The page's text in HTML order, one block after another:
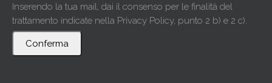
Inserendo la tua mail, dai il consenso per le finalità del
trattamento indicate nella Privacy Policy, punto 2 b) e 2 c).
Conferma